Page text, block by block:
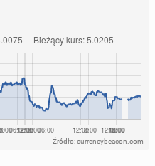
Źródło: currencybeacon.com